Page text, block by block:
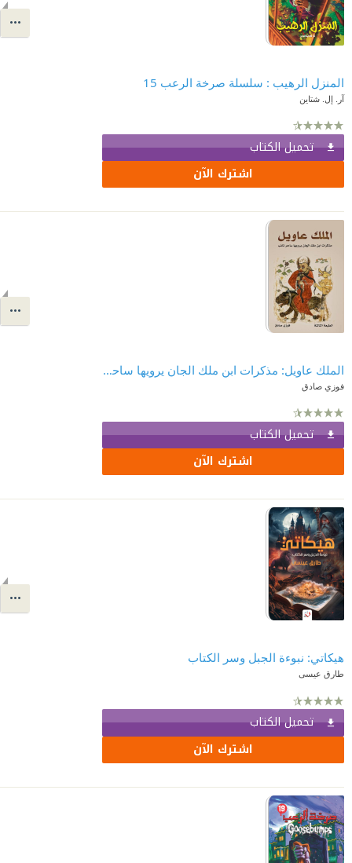
المنزل الرهيب : سلسلة صرخة الرعب 15
آر. إل. شتاين
تحميل الكتاب
اشترك الآن
الملك عاويل: مذكرات ابن ملك الجان يرويها ساحر تائب
فوزي صادق
تحميل الكتاب
اشترك الآن
هيكاتي: نبوءة الجبل وسر الكتاب
طارق عيسى
تحميل الكتاب
اشترك الآن